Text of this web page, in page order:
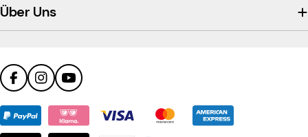
Über Uns
profile
FacebookInstagramYouTube
Zahlungsmethoden